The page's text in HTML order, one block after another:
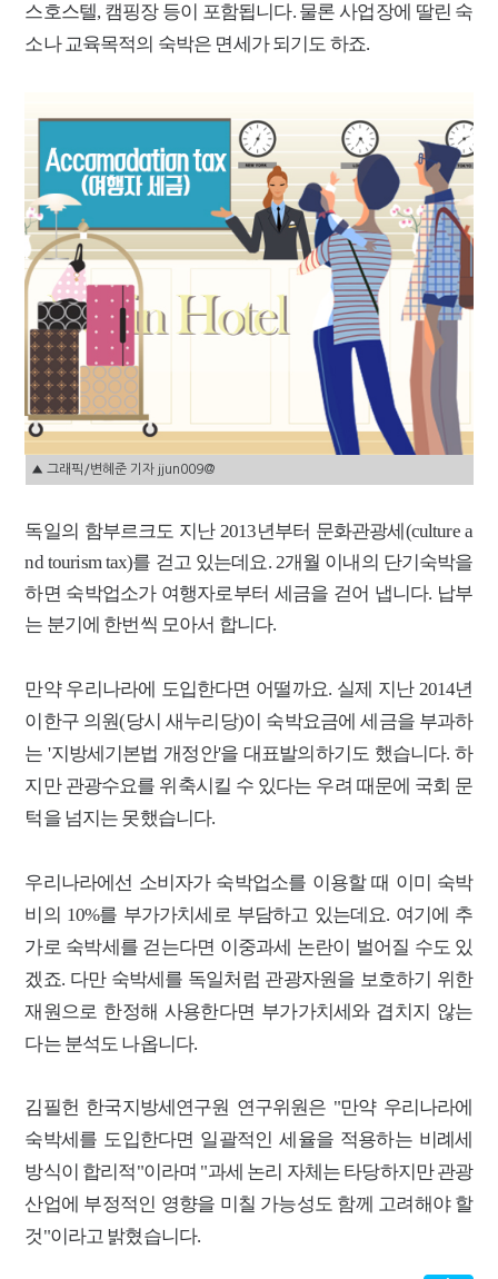
스호스텔, 캠핑장 등이 포함됩니다. 물론 사업장에 딸린 숙
소나 교육목적의 숙박은 면세가 되기도 하죠.
▲ 그래픽/변혜준 기자 jjun009@
독일의 함부르크도 지난 2013년부터 문화관광세(culture a
nd tourism tax)를 걷고 있는데요. 2개월 이내의 단기숙박을
하면 숙박업소가 여행자로부터 세금을 걷어 냅니다. 납부
는 분기에 한번씩 모아서 합니다.
만약 우리나라에 도입한다면 어떨까요. 실제 지난 2014년
이한구 의원(당시 새누리당)이 숙박요금에 세금을 부과하
는 '지방세기본법 개정안'을 대표발의하기도 했습니다. 하
지만 관광수요를 위축시킬 수 있다는 우려 때문에 국회 문
턱을 넘지는 못했습니다.
우리나라에선 소비자가 숙박업소를 이용할 때 이미 숙박
비의 10%를 부가가치세로 부담하고 있는데요. 여기에 추
가로 숙박세를 걷는다면 이중과세 논란이 벌어질 수도 있
겠죠. 다만 숙박세를 독일처럼 관광자원을 보호하기 위한
재원으로 한정해 사용한다면 부가가치세와 겹치지 않는
다는 분석도 나옵니다.
김필헌 한국지방세연구원 연구위원은 "만약 우리나라에
숙박세를 도입한다면 일괄적인 세율을 적용하는 비례세
방식이 합리적"이라며 "과세 논리 자체는 타당하지만 관광
산업에 부정적인 영향을 미칠 가능성도 함께 고려해야 할
것"이라고 밝혔습니다.